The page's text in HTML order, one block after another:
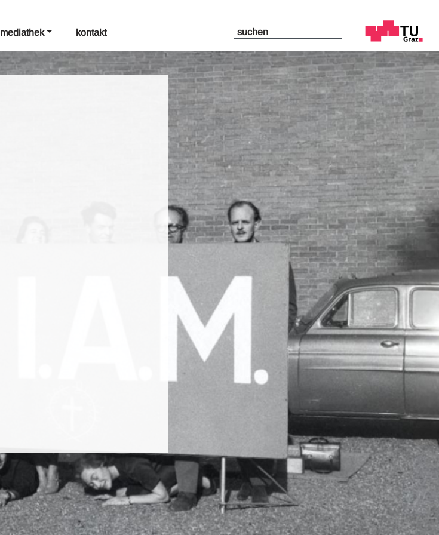
mediathek kontakt